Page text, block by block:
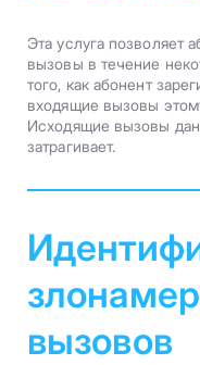
Эта услуга позволяет
вызовы в течение
того, как абонент
входящие вызовы
Исходящие вызовы
затрагивает.
вызовов